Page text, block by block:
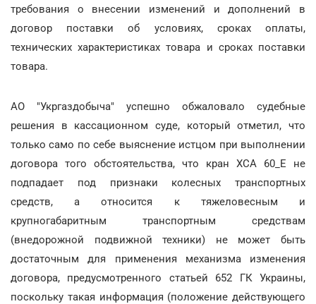
требования о внесении изменений и дополнений в
договор поставки об условиях, сроках оплаты,
технических характеристиках товара и сроках поставки
товара.
АО "Укргаздобыча" успешно обжаловало судебные
решения в кассационном суде, который отметил, что
только само по себе выяснение истцом при выполнении
договора того обстоятельства, что кран XCA 60_E не
подпадает под признаки колесных транспортных
средств, а относится к тяжеловесным и
крупногабаритным транспортным средствам
(внедорожной подвижной техники) не может быть
достаточным для применения механизма изменения
договора, предусмотренного статьей 652 ГК Украины,
поскольку такая информация (положение действующего